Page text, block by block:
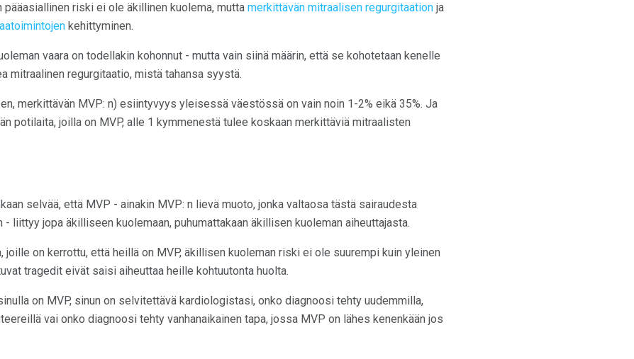
riski ei ole äkillinen kuolema, mutta merkittävän mitraalisen regurgitaation ja
kehittyminen.
vaara on todellakin kohonnut - mutta vain siinä määrin, että se kohotetaan kenelle
mitraalinen regurgitaatio, mistä tahansa syystä.
merkittävän MVP: n) esiintyvyys yleisessä väestössä on vain noin 1-2% eikä 35%. Ja
potilaita, joilla on MVP, alle 1 kymmenestä tulee koskaan merkittäviä mitraalisten
selvää, että MVP - ainakin MVP: n lievä muoto, jonka valtaosa tästä sairaudesta
liittyy jopa äkilliseen kuolemaan, puhumattakaan äkillisen kuoleman aiheuttajasta.
joille on kerrottu, että heillä on MVP, äkillisen kuoleman riski ei ole suurempi kuin yleinen
tragedit eivät saisi aiheuttaa heille kohtuutonta huolta.
on MVP, sinun on selvitettävä kardiologistasi, onko diagnoosi tehty uudemmilla,
vai onko diagnoosi tehty vanhanaikainen tapa, jossa MVP on lähes kenenkään jos